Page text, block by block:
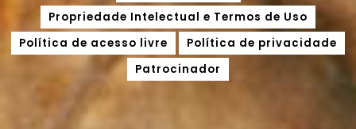
Propriedade Intelectual e Termos de Uso
Política de acesso livre
Política de privacidade
Patrocinador